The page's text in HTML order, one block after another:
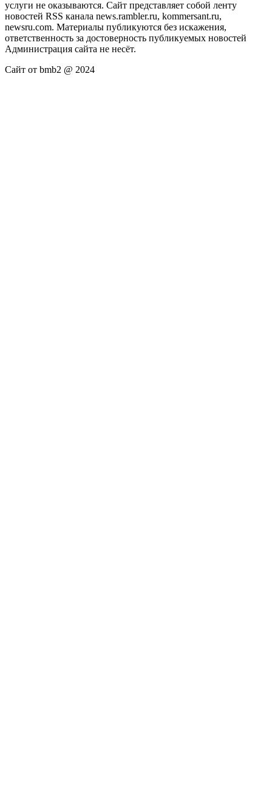
услуги не оказываются. Сайт представляет собой ленту
новостей RSS канала news.rambler.ru, kommersant.ru,
newsru.com. Материалы публикуются без искажения,
ответственность за достоверность публикуемых новостей
Администрация сайта не несёт.
Сайт от bmb2 @ 2024